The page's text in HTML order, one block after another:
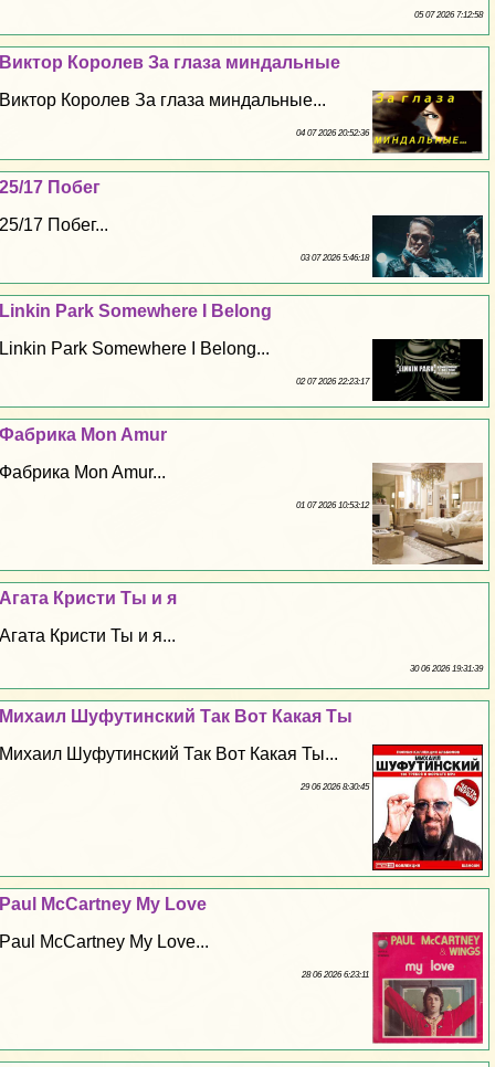
05 07 2026 7:12:58
Виктор Королев За глаза миндальные
Виктор Королев За глаза миндальные...
04 07 2026 20:52:36
25/17 Побег
25/17 Побег...
03 07 2026 5:46:18
Linkin Park Somewhere I Belong
Linkin Park Somewhere I Belong...
02 07 2026 22:23:17
Фабрика Mon Amur
Фабрика Mon Amur...
01 07 2026 10:53:12
Агата Кристи Ты и я
Агата Кристи Ты и я...
30 06 2026 19:31:39
Михаил Шуфутинский Так Вот Какая Ты
Михаил Шуфутинский Так Вот Какая Ты...
29 06 2026 8:30:45
Paul McCartney My Love
Paul McCartney My Love...
28 06 2026 6:23:11